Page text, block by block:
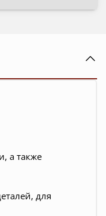
а также
для